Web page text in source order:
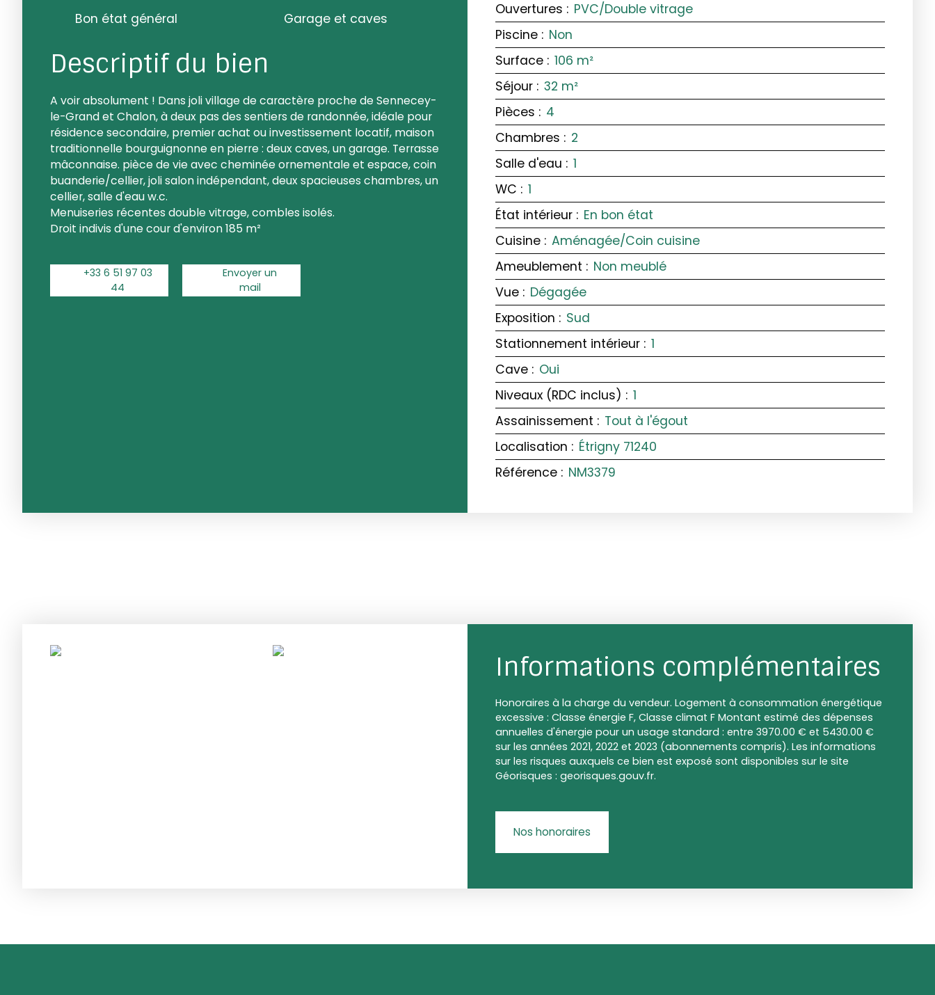
Bon état général
Garage et caves
Descriptif du bien
A voir absolument ! Dans joli village de caractère proche de Sennecey-
le-Grand et Chalon, à deux pas des sentiers de randonnée, idéale pour
résidence secondaire, premier achat ou investissement locatif, maison
traditionnelle bourguignonne en pierre : deux caves, un garage. Terrasse
mâconnaise. pièce de vie avec cheminée ornementale et espace, coin
buanderie/cellier, joli salon indépendant, deux spacieuses chambres, un
cellier, salle d'eau w.c.
Menuiseries récentes double vitrage, combles isolés.
Droit indivis d'une cour d'environ 185 m²
+33 6 51 97 03
44
Envoyer un
mail
Ouvertures : PVC/Double vitrage
Piscine : Non
Surface : 106 m²
Séjour : 32 m²
Pièces : 4
Chambres : 2
Salle d'eau : 1
WC : 1
État intérieur : En bon état
Cuisine : Aménagée/Coin cuisine
Ameublement : Non meublé
Vue : Dégagée
Exposition : Sud
Stationnement intérieur : 1
Cave : Oui
Niveaux (RDC inclus) : 1
Assainissement : Tout à l'égout
Localisation : Étrigny 71240
Référence : NM3379
Informations complémentaires
Honoraires à la charge du vendeur. Logement à consommation énergétique
excessive : Classe énergie F, Classe climat F Montant estimé des dépenses
annuelles d'énergie pour un usage standard : entre 3970.00 € et 5430.00 €
sur les années 2021, 2022 et 2023 (abonnements compris). Les informations
sur les risques auxquels ce bien est exposé sont disponibles sur le site
Géorisques : georisques.gouv.fr.
Nos honoraires